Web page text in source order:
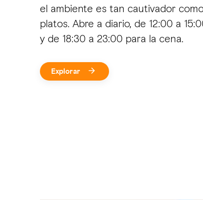
el ambiente es tan cautivador
platos. Abre a diario, de 12:00 a
y de 18:30 a 23:00 para la cena.
Explorar